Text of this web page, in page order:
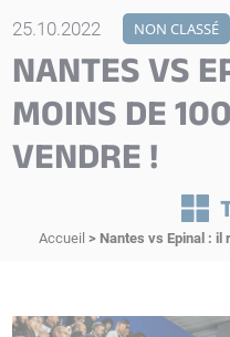
25.10.2022 NON CLASSÉ
NANTES VS
MOINS DE
VENDRE !
Accueil > Nantes vs Epinal : il